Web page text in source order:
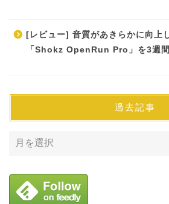
[レビュー] 音質があきらかに向上
「Shokz OpenRun Pro」を3週
過去記事